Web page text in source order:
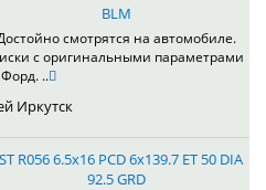
BLM
смотрятся на автомобиле.
с оригинальными параметрами
..
Иркутск
R056 6.5x16 PCD 6x139.7 ET 50 DIA
92.5 GRD